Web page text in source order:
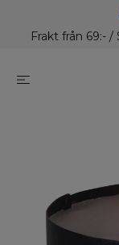
Frakt från 69:-